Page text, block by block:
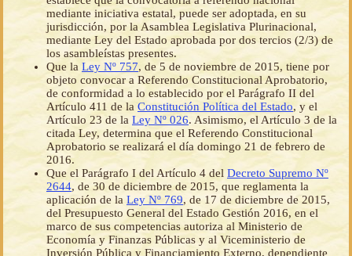
mediante iniciativa estatal, puede ser adoptada, en su
jurisdicción, por la Asamblea Legislativa Plurinacional,
mediante Ley del Estado aprobada por dos tercios (2/3) de
los asambleístas presentes.
Que la Ley Nº 757, de 5 de noviembre de 2015, tiene por
objeto convocar a Referendo Constitucional Aprobatorio,
de conformidad a lo establecido por el Parágrafo II del
Artículo 411 de la Constitución Política del Estado, y el
Artículo 23 de la Ley Nº 026. Asimismo, el Artículo 3 de la
citada Ley, determina que el Referendo Constitucional
Aprobatorio se realizará el día domingo 21 de febrero de
2016.
Que el Parágrafo I del Artículo 4 del Decreto Supremo Nº
2644, de 30 de diciembre de 2015, que reglamenta la
aplicación de la Ley Nº 769, de 17 de diciembre de 2015,
del Presupuesto General del Estado Gestión 2016, en el
marco de sus competencias autoriza al Ministerio de
Economía y Finanzas Públicas y al Viceministerio de
Inversión Pública y Financiamiento Externo, dependiente